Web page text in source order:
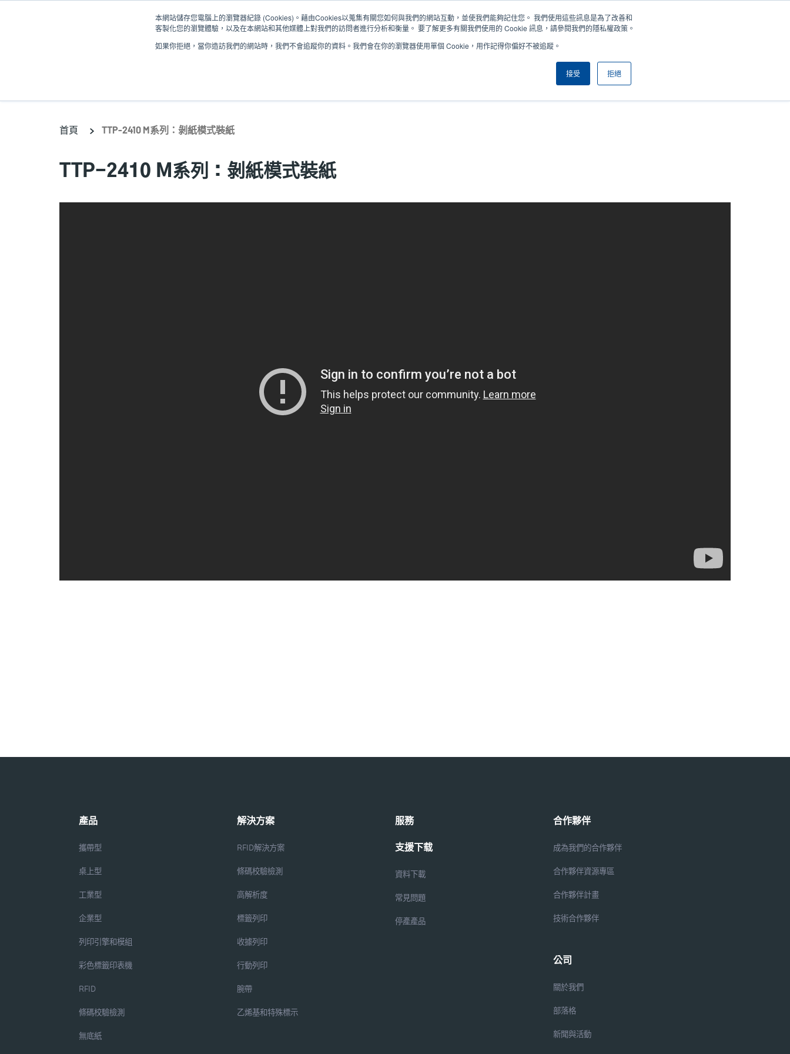
本網站儲存您電腦上的瀏覽器紀錄 (Cookies)。藉由Cookies以蒐集有關您如何與我們的網站互動，並使我們能夠記住您。 我們使用這些訊息是為了改善和
客製化您的瀏覽體驗，以及在本網站和其他媒體上對我們的訪問者進行分析和衡量。 要了解更多有關我們使用的 Cookie 訊息，請參閱我們的隱私權政策。
如果你拒絕，當你造訪我們的網站時，我們不會追蹤你的資料。我們會在你的瀏覽器使用單個 Cookie，用作記得你偏好不被追蹤。
接受 拒絕
User
account
menu
新聞 公司
User
登錄/註冊
Header
首頁 TTP-2410 M系列：剝紙模式裝紙
TTP-2410 M系列：剝紙模式裝紙
產品
攜帶型
桌上型
工業型
企業型
列印引擎和模組
彩色標籤印表機
RFID
條碼校驗檢測
無底紙
解決方案
RFID解決方案
條碼校驗檢測
高解析度
標籤列印
收據列印
行動列印
腕帶
乙烯基和特殊標示
服務
支援下载
資料下載
常見問題
停產產品
合作夥伴
成為我們的合作夥伴
合作夥伴資源專區
合作夥伴計畫
技術合作夥伴
公司
關於我們
部落格
新聞與活動